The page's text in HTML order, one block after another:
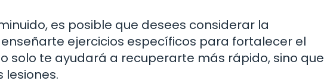
es posible que desees considerar la
ejercicios específicos para fortalecer el
solo te ayudará a recuperarte más rápido, sino que
lesiones.